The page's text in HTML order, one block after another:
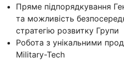
Пряме підпорядкування
та можливість
стратегію розвитку Групи
Робота з унікальними
Military-Tech